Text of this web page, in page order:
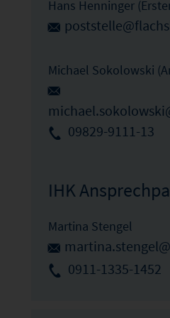
Hans Henninger
Michael Sokolowski
09829-9111-13
IHK
Martina Stengel
0911-1335-1452